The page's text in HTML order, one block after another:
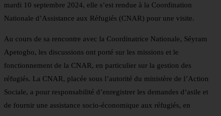
mardi 10 septembre 2024, elle s’est rendue à la Coordination
Nationale d’Assistance aux Réfugiés (CNAR) pour une visite.
Au cours de sa rencontre avec la Coordinatrice Nationale, Séyram
Apetogbo, les discussions ont porté sur les missions et le
fonctionnement de la CNAR, en particulier sur la gestion des
réfugiés. La CNAR, placée sous l’autorité du ministère de l’Action
Sociale, a pour responsabilité d’enregistrer les demandes d’asile et
de fournir une assistance socio-économique aux réfugiés, en